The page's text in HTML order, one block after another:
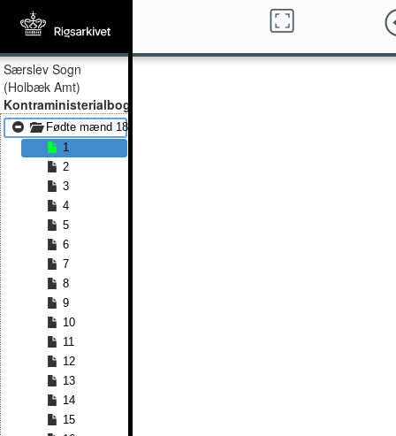
Særslev Sogn
(Holbæk Amt)
Kontraministerialbog
Fødte mænd 1815 - Fødte mænd 1835
1
2
3
4
5
6
7
8
9
10
11
12
13
14
15